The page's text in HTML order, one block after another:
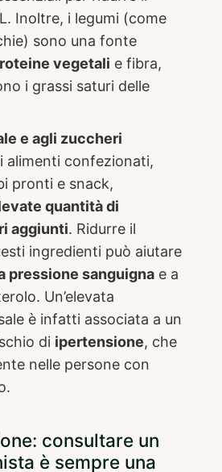
Inoltre, i legumi (come
sono una fonte
vegetali e fibra,
i grassi saturi delle
e agli zuccheri
alimenti confezionati,
pronti e snack,
quantità di
aggiunti. Ridurre il
ingredienti può aiutare
pressione sanguignae a
Un’elevata
è infatti associata a un
di ipertensione, che
nelle persone con
consultare un
è sempre una